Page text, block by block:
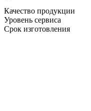
Качество продукции
Уровень сервиса
Срок изготовления